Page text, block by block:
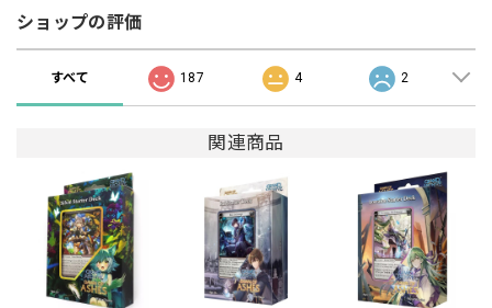
ショップの評価
すべて 187 4 2
関連商品